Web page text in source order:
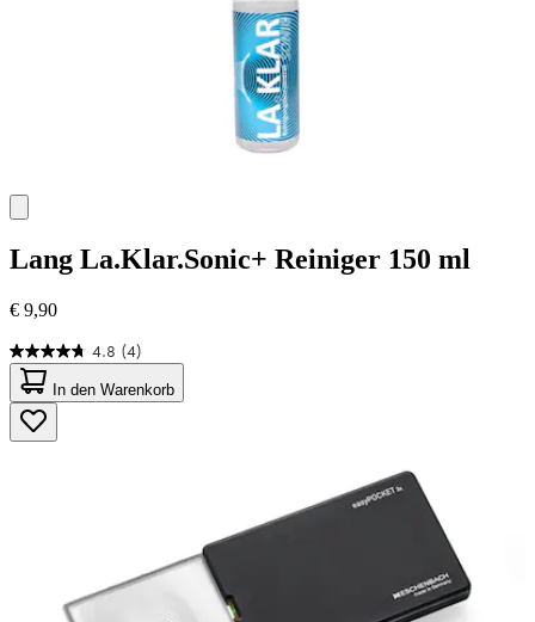
Lang La.Klar.Sonic+ Reiniger 150 ml
€ 9,90
4.8 (4)
4.8
von
5
Sternen.
4
In den Warenkorb